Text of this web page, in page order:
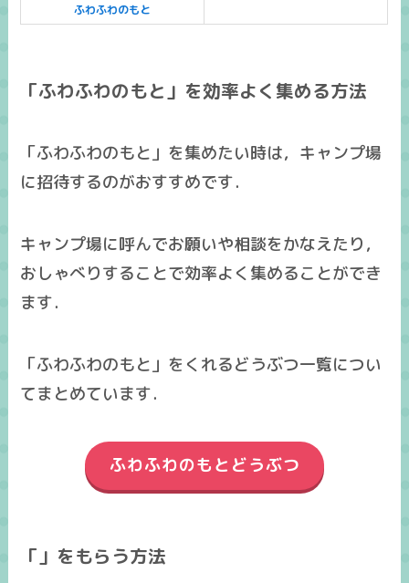
ふわふわのもと
「ふわふわのもと」を効率よく集める方法
「ふわふわのもと」を集めたい時は，キャンプ場
に招待するのがおすすめです．
キャンプ場に呼んでお願いや相談をかなえたり，
おしゃべりすることで効率よく集めることができ
ます．
「ふわふわのもと」をくれるどうぶつ一覧につい
てまとめています．
ふわふわのもとどうぶつ
「」をもらう方法